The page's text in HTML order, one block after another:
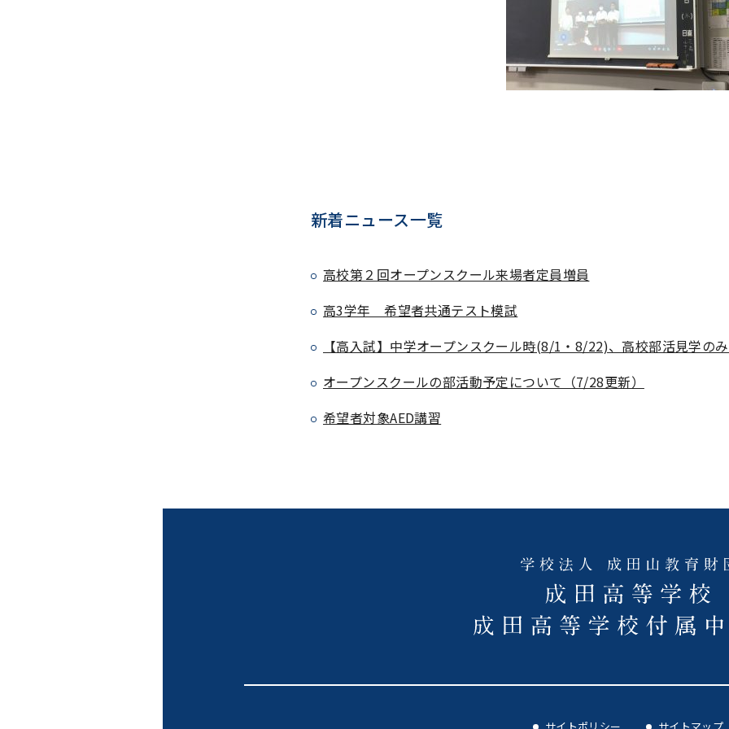
新着ニュース一覧
高校第２回オープンスクール来場者定員増員
高3学年 希望者共通テスト模試
【高入試】中学オープンスクール時(8/1・8/22)、高校部活見学の
オープンスクールの部活動予定について（7/28更新）
希望者対象AED講習